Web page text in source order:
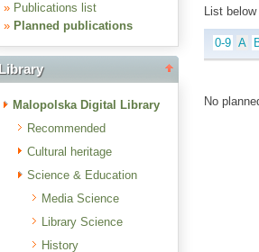
» Publications list
» Planned publications
Library
Malopolska Digital Library
Recommended
Cultural heritage
Science & Education
Media Science
Library Science
History
List
0-9 A
No